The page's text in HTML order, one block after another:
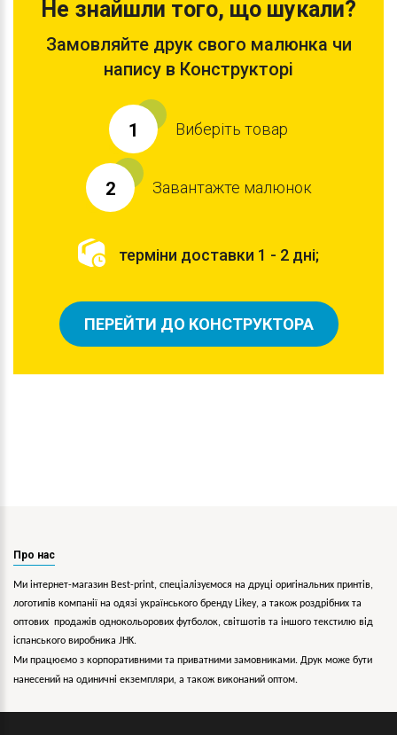
Не знайшли того, що шукали?
Замовляйте друк свого малюнка чи
напису в Конструкторі
1 Виберіть товар
2 Завантажте малюнок
терміни доставки 1 - 2 дні;
ПЕРЕЙТИ ДО КОНСТРУКТОРА
Про нас
Ми інтернет-магазин Best-print, спеціалізуємося на друці оригінальних принтів,
логотипів компанії на одязі українського бренду Likey, а також роздрібних та
оптових продажів однокольорових футболок, світшотів та іншого текстилю від
іспанського виробника JHK.
Ми працюємо з корпоративними та приватними замовниками. Друк може бути
нанесений на одиничні екземпляри, а також виконаний оптом.